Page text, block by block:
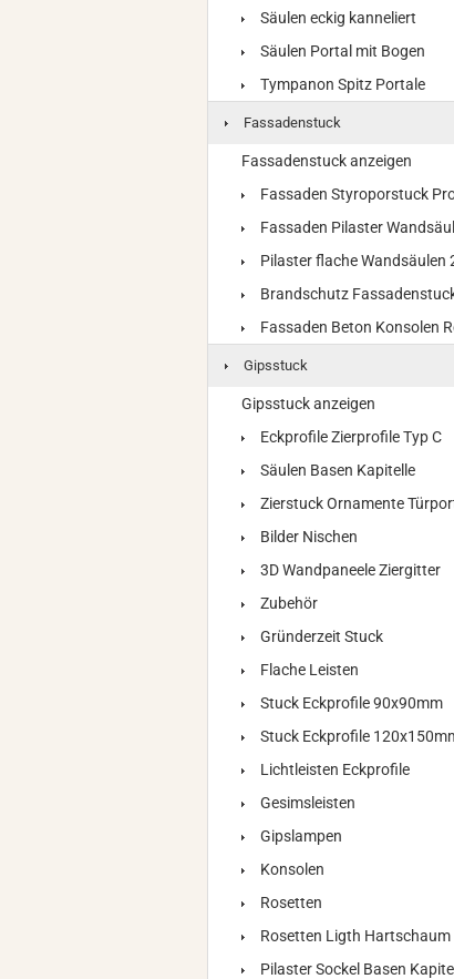
Säulen eckig kanneliert
Säulen Portal mit Bogen
Tympanon Spitz Portale
Fassadenstuck
Fassadenstuck anzeigen
Fassaden Styroporstuck
Fassaden Pilaster
Pilaster flache Wandsäulen
Brandschutz
Fassaden Beton Konsolen
Gipsstuck
Gipsstuck anzeigen
Eckprofile Zierprofile Typ C
Säulen Basen Kapitelle
Zierstuck Ornamente
Bilder Nischen
3D Wandpaneele Ziergitter
Zubehör
Gründerzeit Stuck
Flache Leisten
Stuck Eckprofile 90x90mm
Stuck Eckprofile
Lichtleisten Eckprofile
Gesimsleisten
Gipslampen
Konsolen
Rosetten
Rosetten Ligth Hartschaum
Pilaster Sockel Basen